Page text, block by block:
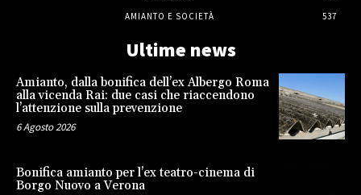
AMIANTO E SOCIETÀ
537
Ultime news
Amianto, dalla bonifica dell’ex Albergo Roma
alla vicenda Rai: due casi che riaccendono
l’attenzione sulla prevenzione
6 Agosto 2026
Bonifica amianto per l’ex teatro-cinema di
Borgo Nuovo a Verona